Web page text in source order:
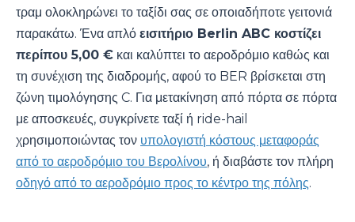
τραμ ολοκληρώνει το ταξίδι σας σε οποιαδήποτε γειτονιά
παρακάτω. Ένα απλό εισιτήριο Berlin ABC κοστίζει
περίπου 5,00 € και καλύπτει το αεροδρόμιο καθώς και
τη συνέχιση της διαδρομής, αφού το BER βρίσκεται στη
ζώνη τιμολόγησης C. Για μετακίνηση από πόρτα σε πόρτα
με αποσκευές, συγκρίνετε ταξί ή ride-hail
χρησιμοποιώντας τον υπολογιστή κόστους μεταφοράς
από το αεροδρόμιο του Βερολίνου, ή διαβάστε τον πλήρη
οδηγό από το αεροδρόμιο προς το κέντρο της πόλης.